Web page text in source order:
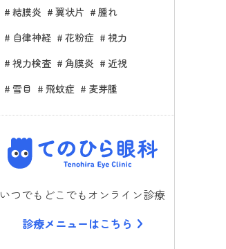
結膜炎
翼状片
腫れ
自律神経
花粉症
視力
視力検査
角膜炎
近視
雪目
飛蚊症 麦芽腫
てのひら
いつでもどこでもオンライン診療
診療メニューはこちら